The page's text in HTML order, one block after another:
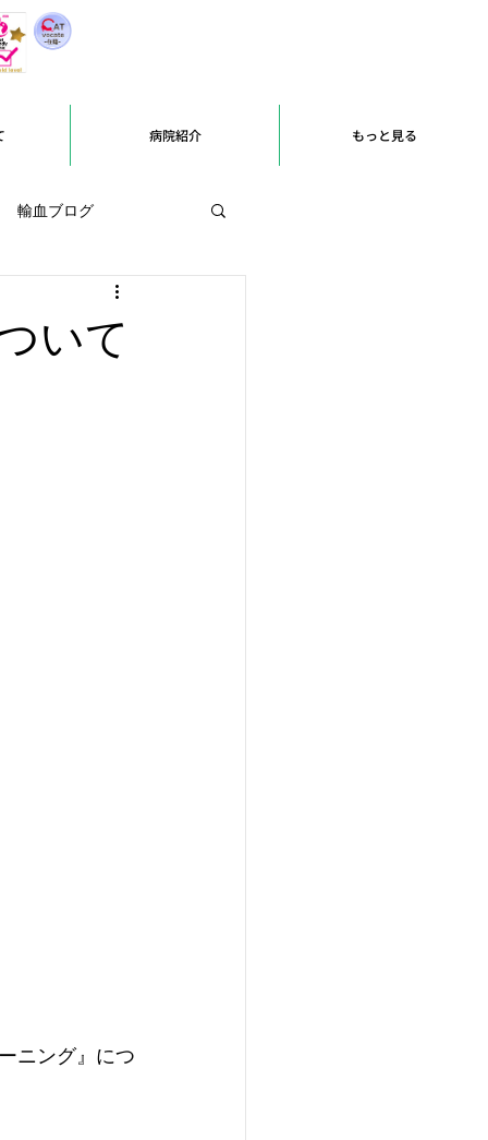
病院紹介 もっと見る
輸血ブログ
いて
ニング』につ